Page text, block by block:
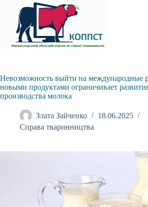
вмісту
Невозможность выйти на международные
новыми продуктами ограничивает
производства молока
Злата Зайченко
18.06.2025
Справа тваринництва